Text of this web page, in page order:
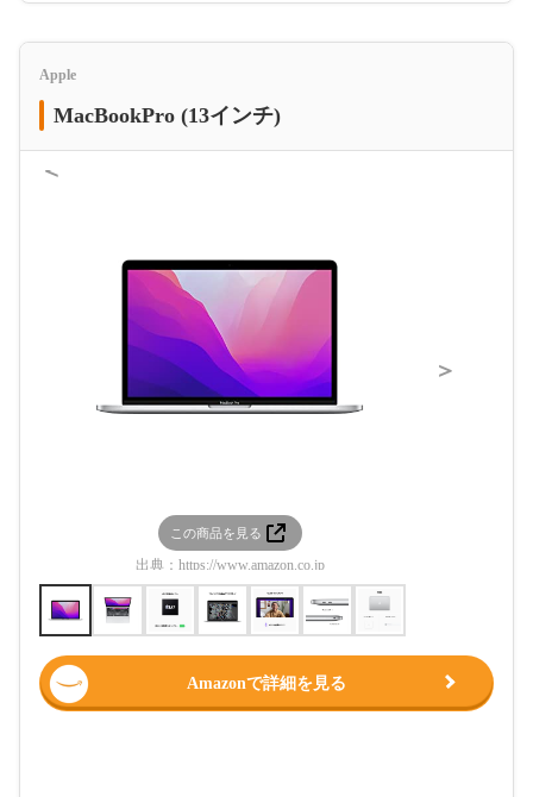
Apple
MacBookPro (13インチ)
＜
この商品を見る
出典： https://www.amazon.co.jp
＞
Amazonで詳細を見る